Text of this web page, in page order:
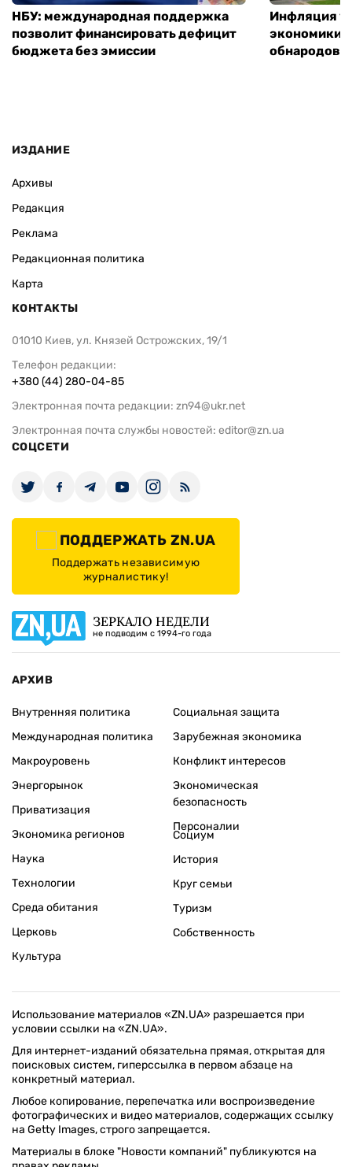
НБУ: международная поддержка
позволит финансировать дефицит
бюджета без эмиссии
Инфляция
экономики
ИЗДАНИЕ
Архивы
Редакция
Реклама
Редакционная политика
Карта
КОНТАКТЫ
01010 Киев, ул. Князей Острожских, 19/1
Телефон редакции:
+380 (44) 280-04-85
Электронная почта редакции: zn94@ukr.net
Электронная почта службы новостей: editor@zn.ua
СОЦСЕТИ
ПОДДЕРЖАТЬ ZN.UA
Поддержать независимую
журналистику!
ЗЕРКАЛО НЕДЕЛИ
не подводим с 1994-го года
АРХИВ
Внутренняя политика
Международная политика
Макроуровень
Энергорынок
Приватизация
Экономика регионов
Социальная защита
Зарубежная экономика
Конфликт интересов
Экономическая
безопасность
Персоналии
Наука
Технологии
Среда обитания
Церковь
Культура
Социум
История
Круг семьи
Туризм
Собственность
Использование материалов «ZN.UA» разрешается при
условии ссылки на «ZN.UA».
Для интернет-изданий обязательна прямая, открытая для
поисковых систем, гиперссылка в первом абзаце на
конкретный материал.
Любое копирование, перепечатка или воспроизведение
фотографических и видео материалов, содержащих ссылку
на Getty Images, строго запрещается.
Материалы в блоке "Новости компаний" публикуются на